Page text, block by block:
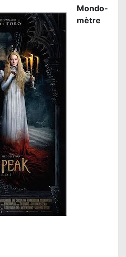
Mondo-
mètre